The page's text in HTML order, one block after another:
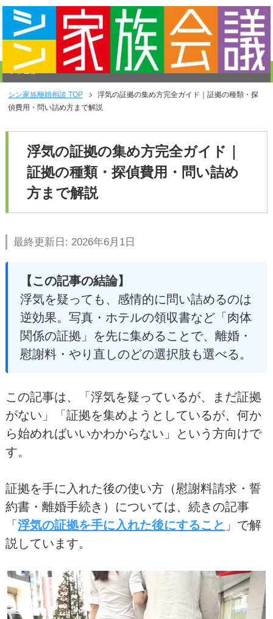
メニュー
シン家族離婚相談 TOP
浮気の証拠の集め方完全ガイド｜証拠の種類・探
偵費用・問い詰め方まで解説
浮気の証拠の集め方完全ガイド｜
証拠の種類・探偵費用・問い詰め
方まで解説
最終更新日: 2026年6月1日
【この記事の結論】
浮気を疑っても、感情的に問い詰めるのは
逆効果。写真・ホテルの領収書など「肉体
関係の証拠」を先に集めることで、離婚・
慰謝料・やり直しのどの選択肢も選べる。
この記事は、「浮気を疑っているが、まだ証拠
がない」「証拠を集めようとしているが、何か
ら始めればいいかわからない」という方向けで
す。
証拠を手に入れた後の使い方（慰謝料請求・誓
約書・離婚手続き）については、続きの記事
「浮気の証拠を手に入れた後にすること 」で解
説しています。